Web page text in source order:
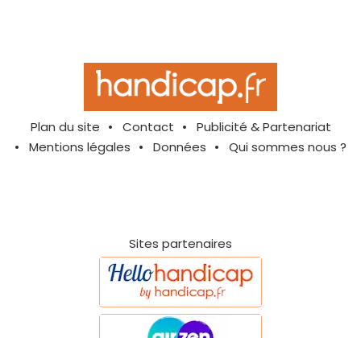
Plan du site Contact
Publicité & Partenariat
Mentions légales
Données Qui sommes nous ?
Sites partenaires